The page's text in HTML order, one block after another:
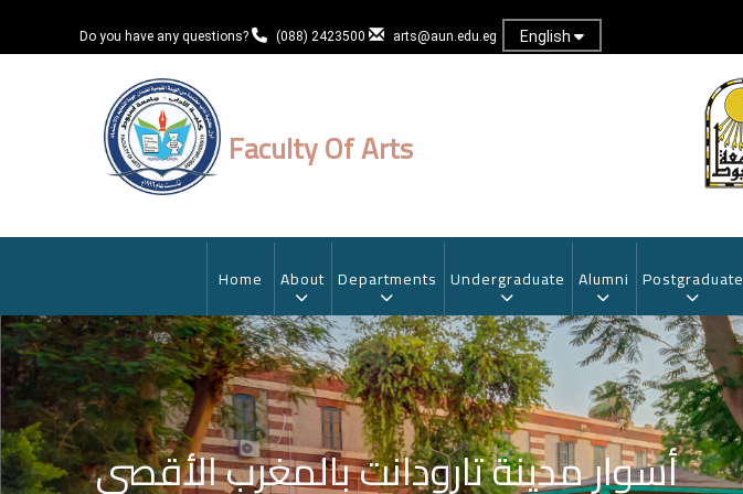
Do you have any questions? (088) 2423500 arts@aun.edu.eg English
Faculty Of Arts
MAIN
NAVIGATION
Home About Departments Undergraduate Alumni Postgraduate
أسوار مدينة تارودانت بالمغرب الأقصى